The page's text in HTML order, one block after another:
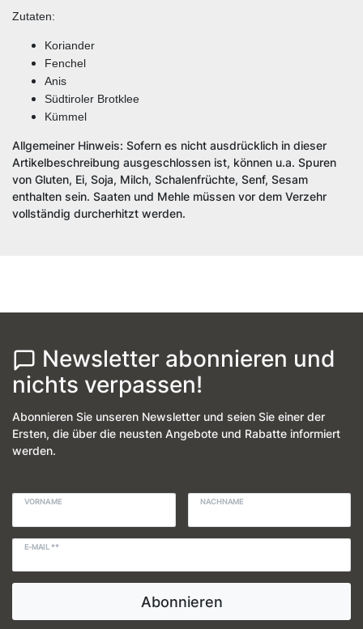
Zutaten:
Koriander
Fenchel
Anis
Südtiroler Brotklee
Kümmel
Allgemeiner Hinweis: Sofern es nicht ausdrücklich in dieser
Artikelbeschreibung ausgeschlossen ist, können u.a. Spuren
von Gluten, Ei, Soja, Milch, Schalenfrüchte, Senf, Sesam
enthalten sein. Saaten und Mehle müssen vor dem Verzehr
vollständig durcherhitzt werden.
Newsletter abonnieren und
nichts verpassen!
Abonnieren Sie unseren Newsletter und seien Sie einer der
Ersten, die über die neusten Angebote und Rabatte informiert
werden.
VORNAME NACHNAME
E-MAIL **
Abonnieren